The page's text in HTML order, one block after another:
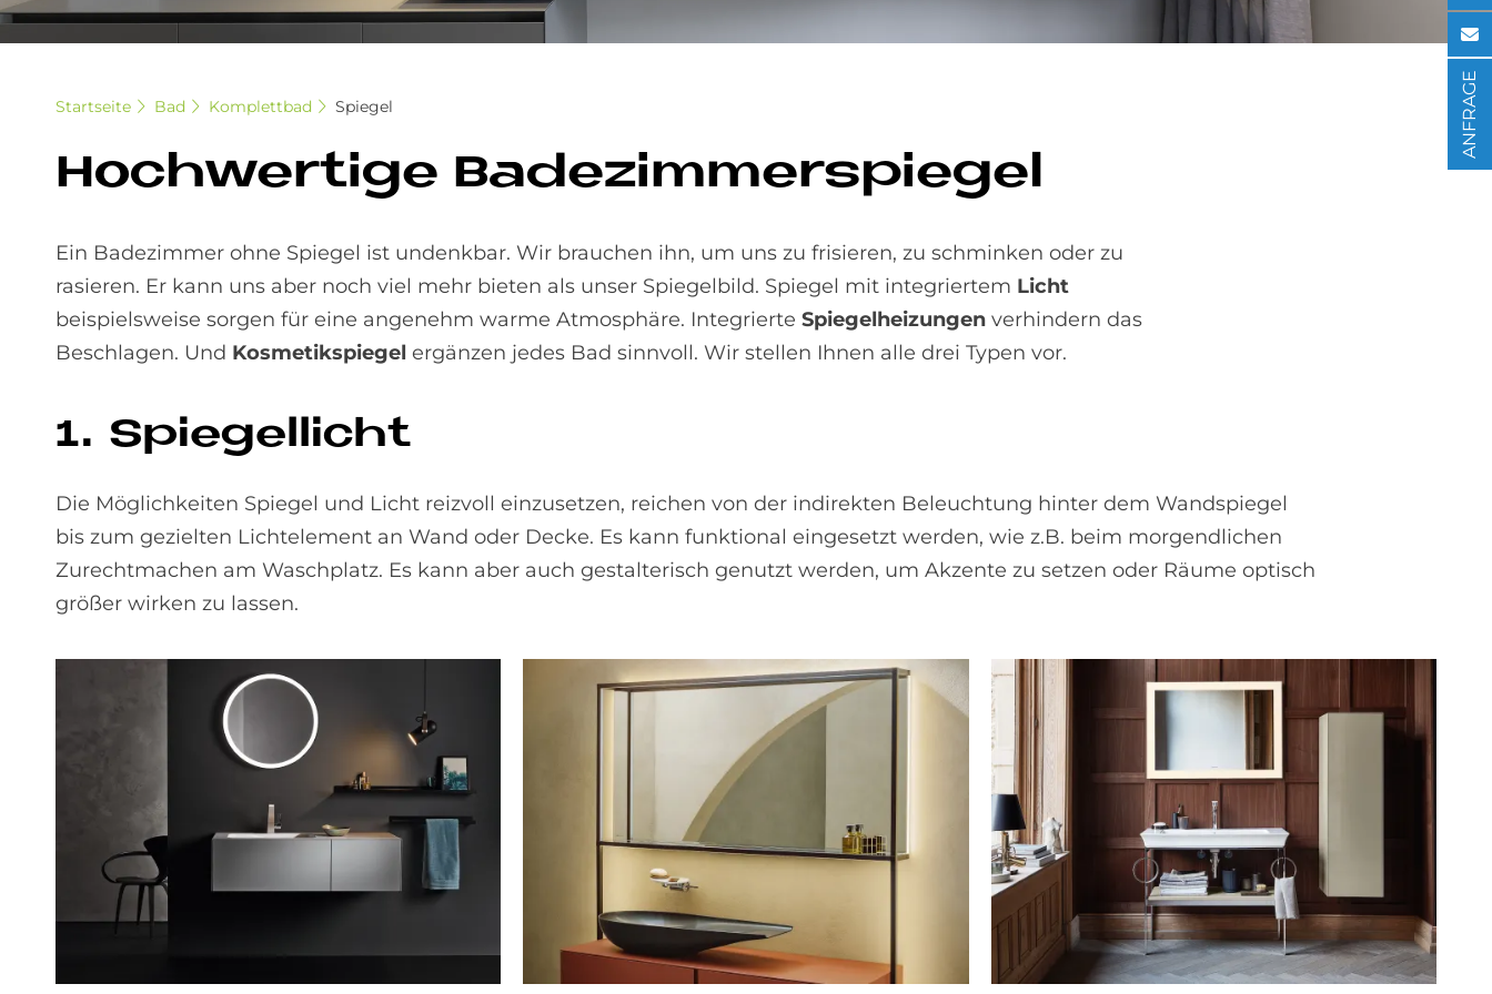
Startseite Bad Komplettbad Spiegel
Hoch­wer­ti­ge Ba­de­zim­mer­spie­gel
Ein Badezimmer ohne Spiegel ist undenkbar. Wir brauchen ihn, um uns zu frisieren, zu schminken oder zu
rasieren. Er kann uns aber noch viel mehr bieten als unser Spiegelbild. Spiegel mit integriertem Licht
beispielsweise sorgen für eine angenehm warme Atmosphäre. Integrierte Spiegelheizungen verhindern das
Beschlagen. Und Kosmetikspiegel ergänzen jedes Bad sinnvoll. Wir stellen Ihnen alle drei Typen vor.
1. Spie­gel­li­cht
Die Möglichkeiten Spiegel und Licht reizvoll einzusetzen, reichen von der indirekten Beleuchtung hinter dem Wandspiegel
bis zum gezielten Lichtelement an Wand oder Decke. Es kann funktional eingesetzt werden, wie z.B. beim morgendlichen
Zurechtmachen am Waschplatz. Es kann aber auch gestalterisch genutzt werden, um Akzente zu setzen oder Räume optisch
größer wirken zu lassen.
ANFRAGE